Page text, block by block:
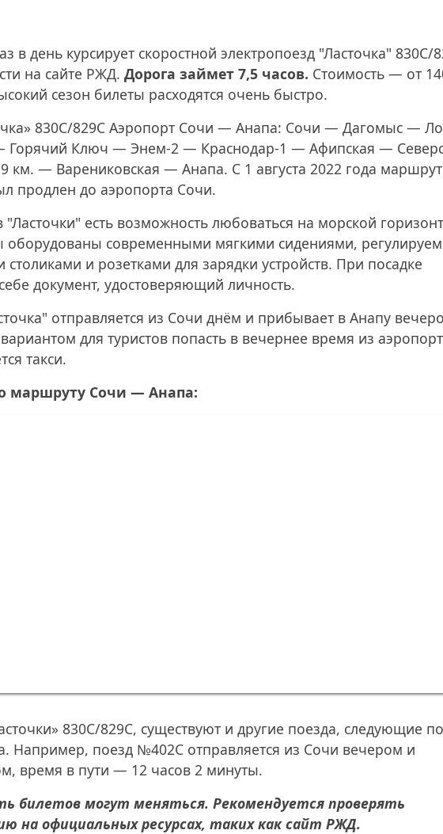
в день курсирует скоростной электропоезд "Ласточка" 830С/
на сайте РЖД. Дорога займет 7,5 часов. Стоимость — от
сезон билеты расходятся очень быстро.
830С/829С Аэропорт Сочи — Анапа: Сочи — Дагомыс —
Горячий Ключ — Энем-2 — Краснодар-1 — Афипская —
— Варениковская — Анапа. С 1 августа 2022 года маршрут
продлен до аэропорта Сочи.
"Ласточки" есть возможность любоваться на морской
оборудованы современными мягкими сидениями,
и розетками для зарядки устройств. При посадке
документ, удостоверяющий личность.
отправляется из Сочи днём и прибывает в Анапу
для туристов попасть в вечернее время из
такси.
маршруту Сочи — Анапа:
830С/829С, существуют и другие поезда, следующие по
Например, поезд №402С отправляется из Сочи вечером и
время в пути — 12 часов 2 минуты.
билетов могут меняться. Рекомендуется проверять
на официальных ресурсах, таких как сайт РЖД.